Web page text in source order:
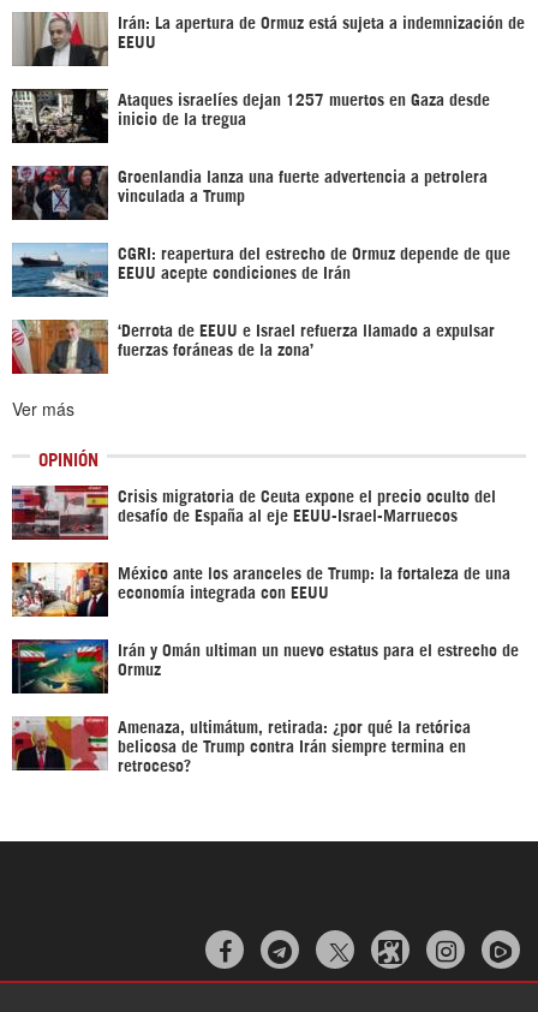
Irán: La apertura de Ormuz está sujeta a indemnización de
EEUU
Ataques israelíes dejan 1257 muertos en Gaza desde
inicio de la tregua
Groenlandia lanza una fuerte advertencia a petrolera
vinculada a Trump
CGRI: reapertura del estrecho de Ormuz depende de que
EEUU acepte condiciones de Irán
‘Derrota de EEUU e Israel refuerza llamado a expulsar
fuerzas foráneas de la zona’
Ver más
OPINIÓN
Crisis migratoria de Ceuta expone el precio oculto del
desafío de España al eje EEUU-Israel-Marruecos
México ante los aranceles de Trump: la fortaleza de una
economía integrada con EEUU
Irán y Omán ultiman un nuevo estatus para el estrecho de
Ormuz
Amenaza, ultimátum, retirada: ¿por qué la retórica
belicosa de Trump contra Irán siempre termina en
retroceso?
  